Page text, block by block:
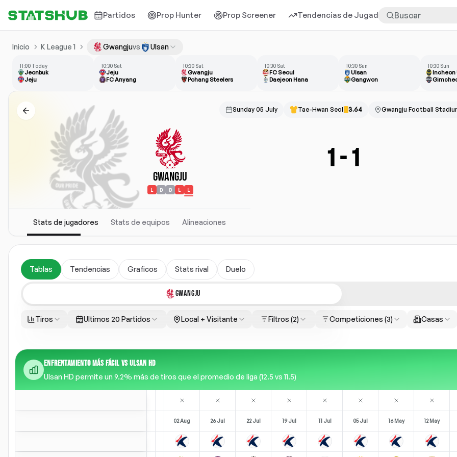
Partidos Prop Hunter Prop Screener Tendencias de Jugadores Más
Inicio K League 1 Gwangjuvs Ulsan
11:00 Today
Jeonbuk
Jeju
10:30 Sat
Jeju
FC Anyang
10:30 Sat
Gwangju
Pohang Steelers
10:30 Sat
FC Seoul
Daejeon Hana
10:30 Sun
Ulsan
Gangwon
10:30 Sun
Incheon
Sunday 05 July Tae-Hwan Seol 3.64 Gwangju Football
Gwangju
L D D L L
1- 1
Stats de jugadores Stats de equipos Alineaciones
Tablas Tendencias Graficos Stats rival Duelo
GWANGJU
Tiros Ultimos 20 Partidos Local + Visitante Filtros (2) Competiciones (3) Casas
ENFRENTAMIENTO MÁS FÁCIL VS ULSAN HD
Ulsan HD permite un 9.2% más de tiros que el promedio de liga (12.5 vs 11.5)
02 Aug 26 Jul 22 Jul 19 Jul 11 Jul 05 Jul 16 May 12 May